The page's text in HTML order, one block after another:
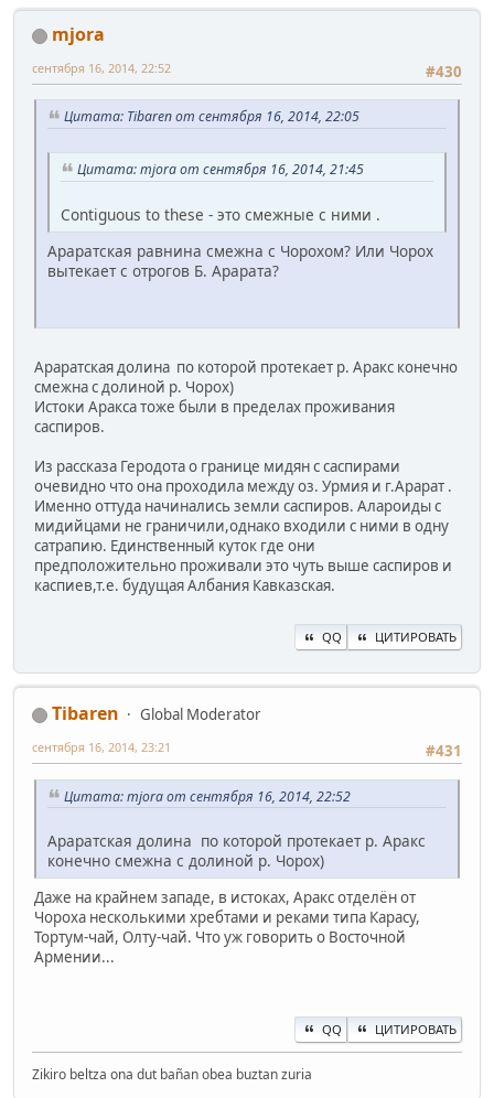
mjora
#430
сентября 16, 2014, 22:52
Цитата: Tibaren от сентября 16, 2014, 22:05
Цитата: mjora от сентября 16, 2014, 21:45
Contiguous to these - это смежные с ними .
Араратская равнина смежна с Чорохом? Или Чорох
вытекает с отрогов Б. Арарата?
Араратская долина по которой протекает р. Аракс конечно
смежна с долиной р. Чорох)
Истоки Аракса тоже были в пределах проживания
саспиров.
Из рассказа Геродота о границе мидян с саспирами
очевидно что она проходила между оз. Урмия и г.Арарат .
Именно оттуда начинались земли саспиров. Алароиды с
мидийцами не граничили,однако входили с ними в одну
сатрапию. Единственный куток где они
предположительно проживали это чуть выше саспиров и
каспиев,т.е. будущая Албания Кавказская.
QQ ЦИТИРОВАТЬ
Tibaren
Global Moderator
#431
сентября 16, 2014, 23:21
Цитата: mjora от сентября 16, 2014, 22:52
Араратская долина по которой протекает р. Аракс
конечно смежна с долиной р. Чорох)
Даже на крайнем западе, в истоках, Аракс отделён от
Чороха несколькими хребтами и реками типа Карасу,
Тортум-чай, Олту-чай. Что уж говорить о Восточной
Армении...
QQ ЦИТИРОВАТЬ
Zikiro beltza ona dut bañan obea buztan zuria